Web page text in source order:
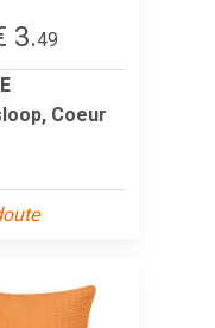
3.49
Coeur